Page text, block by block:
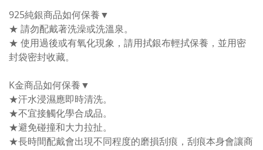
925純銀商品如何保養▼
★ 請勿配戴著洗澡或洗溫泉。
★ 使用過後或有氧化現象，請用拭銀布輕拭保養，並用密
封袋密封收藏。
K金商品如何保養▼
★汗水浸濕應即時清洗。
★不宜接觸化學合成品。
★避免碰撞和大力拉扯。
★長時間配戴會出現不同程度的磨損刮痕，刮痕本身會讓商